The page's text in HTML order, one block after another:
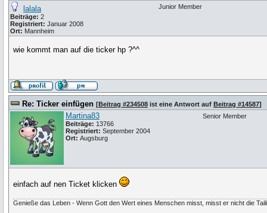
lalala
Beiträge: 2
Registriert: Januar 2008
Ort: Mannheim
Junior Member
wie kommt man auf die ticker hp ?^^
Re: Ticker einfügen [Beitrag #234508 ist eine Antwort auf Beitrag #14587]
Martina83
Beiträge: 13766
Registriert: September 2004
Ort: Augsburg
Senior Member
einfach auf nen Ticket klicken
Genieße das Leben - Wenn Gott den Wert eines Menschen misst, misst er nicht die